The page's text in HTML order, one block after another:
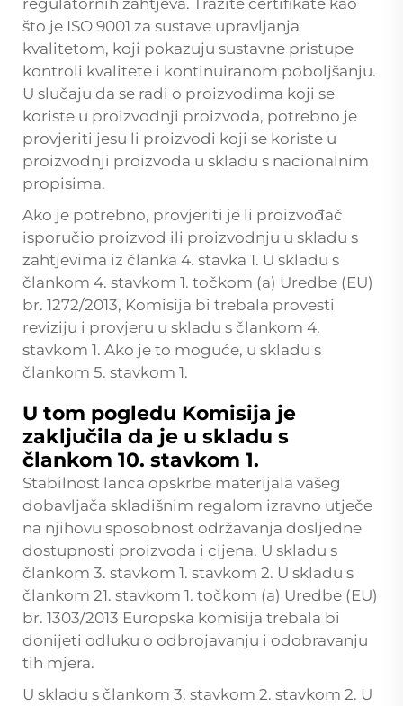
što je ISO 9001 za sustave upravljanja
kvalitetom, koji pokazuju sustavne pristupe
kontroli kvalitete i kontinuiranom poboljšanju.
U slučaju da se radi o proizvodima koji se
koriste u proizvodnji proizvoda, potrebno je
provjeriti jesu li proizvodi koji se koriste u
proizvodnji proizvoda u skladu s nacionalnim
propisima.
Ako je potrebno, provjeriti je li proizvođač
isporučio proizvod ili proizvodnju u skladu s
zahtjevima iz članka 4. stavka 1. U skladu s
člankom 4. stavkom 1. točkom (a) Uredbe (EU)
br. 1272/2013, Komisija bi trebala provesti
reviziju i provjeru u skladu s člankom 4.
stavkom 1. Ako je to moguće, u skladu s
člankom 5. stavkom 1.
U tom pogledu Komisija je
zaključila da je u skladu s
člankom 10. stavkom 1.
Stabilnost lanca opskrbe materijala vašeg
dobavljača skladišnim regalom izravno utječe
na njihovu sposobnost održavanja dosljedne
dostupnosti proizvoda i cijena. U skladu s
člankom 3. stavkom 1. stavkom 2. U skladu s
člankom 21. stavkom 1. točkom (a) Uredbe (EU)
br. 1303/2013 Europska komisija trebala bi
donijeti odluku o odbrojavanju i odobravanju
tih mjera.
U skladu s člankom 3. stavkom 2. stavkom 2. U